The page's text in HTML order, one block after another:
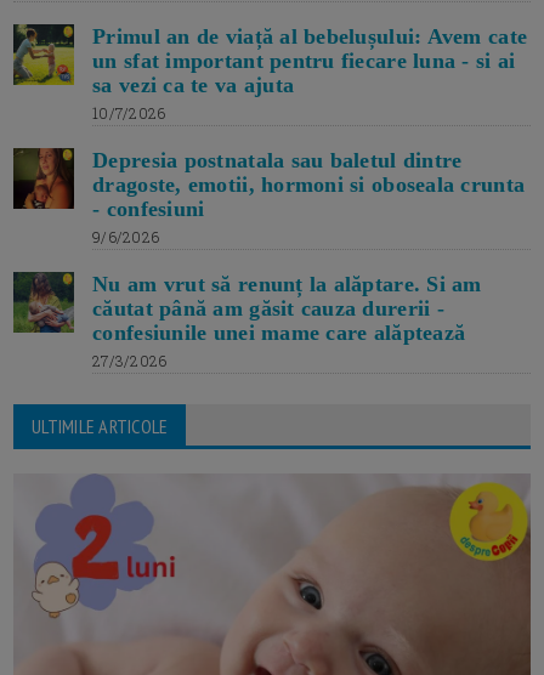
Primul an de viață al bebelușului: Avem cate
un sfat important pentru fiecare luna - si ai
sa vezi ca te va ajuta
10/7/2026
Depresia postnatala sau baletul dintre
dragoste, emotii, hormoni si oboseala crunta
- confesiuni
9/6/2026
Nu am vrut să renunț la alăptare. Si am
căutat până am găsit cauza durerii -
confesiunile unei mame care alăptează
27/3/2026
ULTIMILE ARTICOLE